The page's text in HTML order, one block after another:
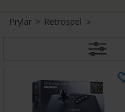
Prylar> Retrospel